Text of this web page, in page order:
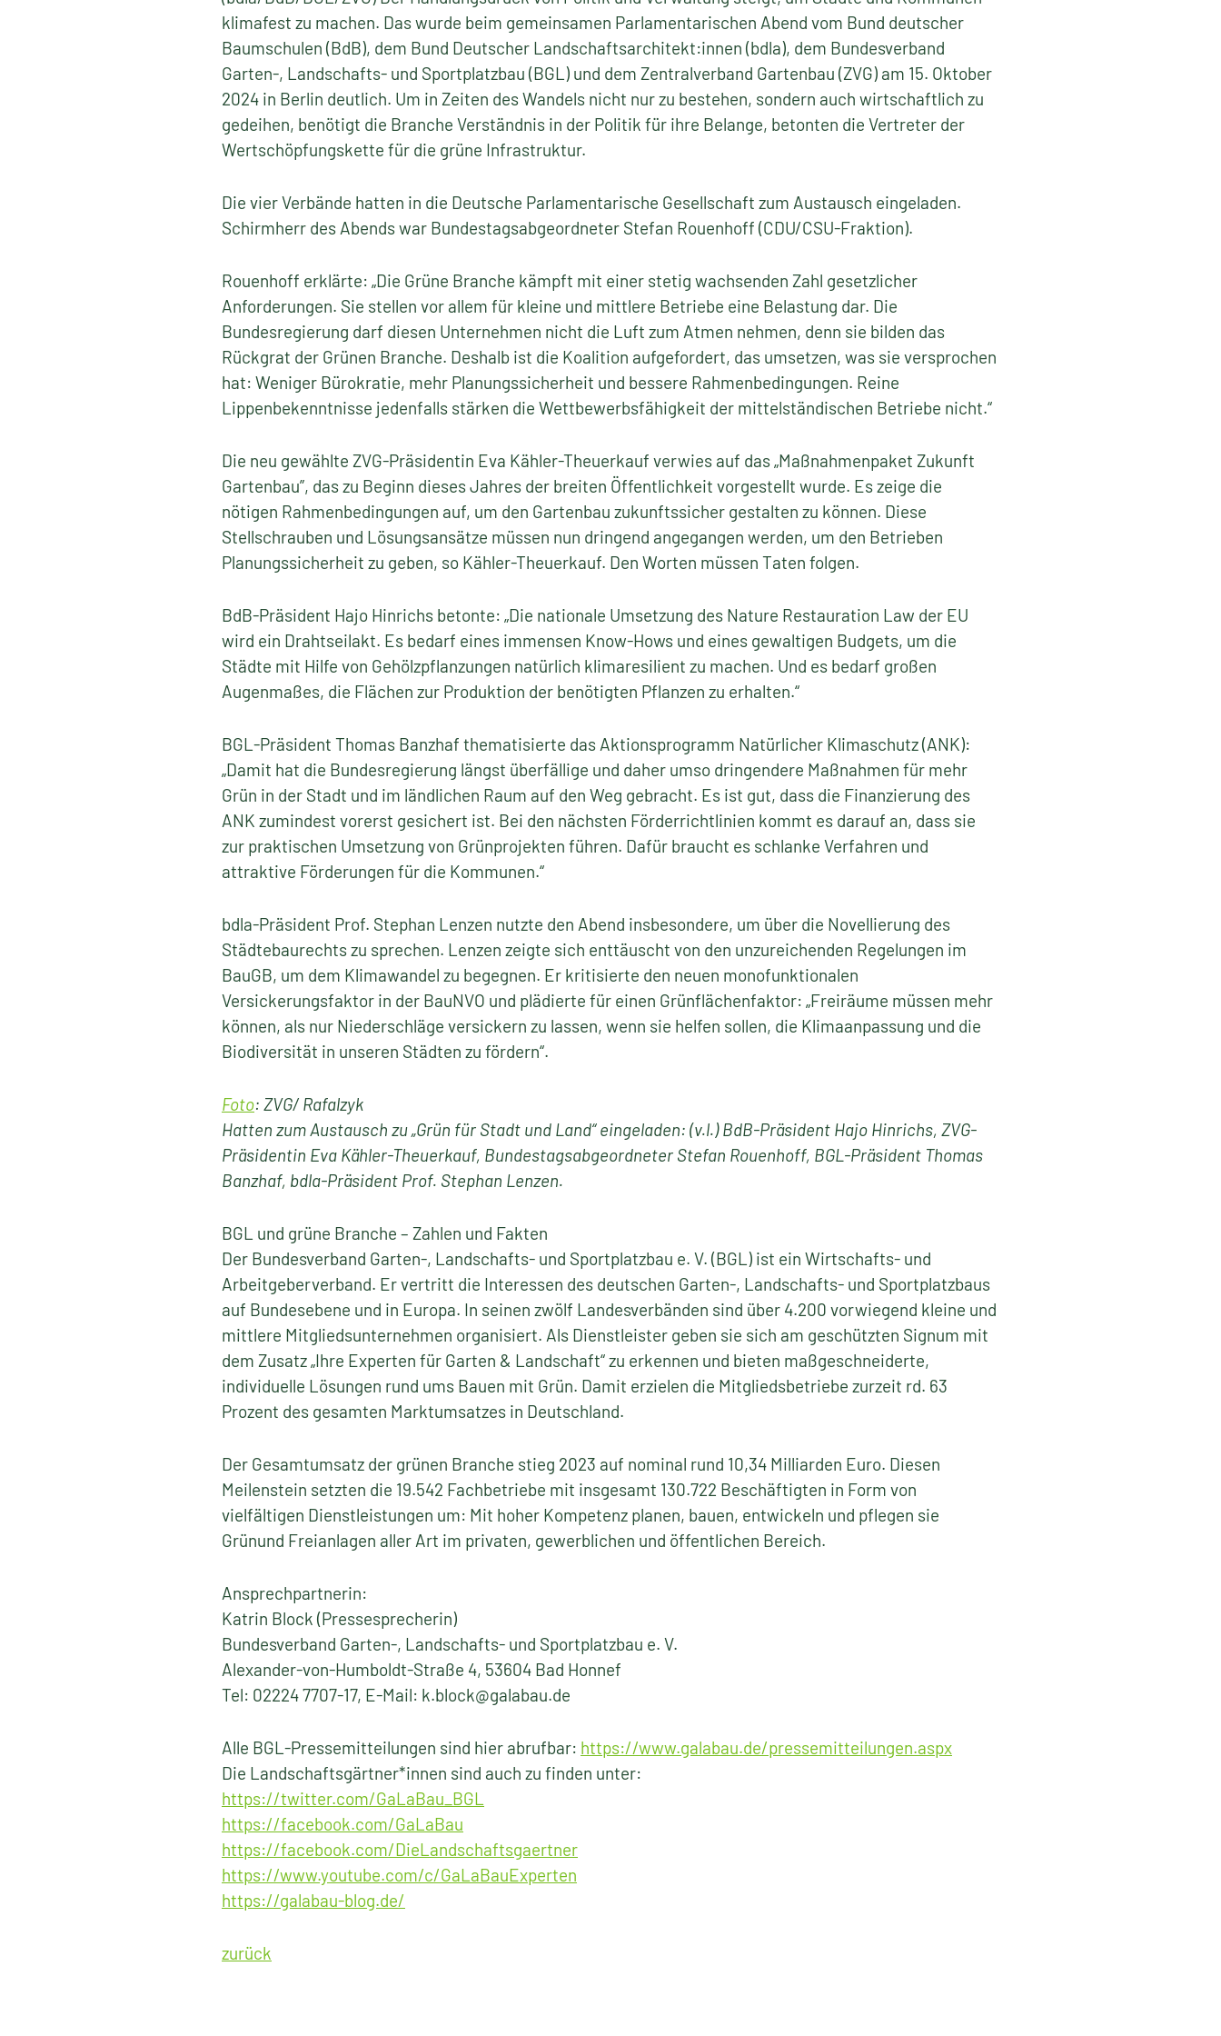
klimafest zu machen. Das wurde beim gemeinsamen Parlamentarischen Abend vom Bund deutscher
Baumschulen (BdB), dem Bund Deutscher Landschaftsarchitekt:innen (bdla), dem Bundesverband
Garten-, Landschafts- und Sportplatzbau (BGL) und dem Zentralverband Gartenbau (ZVG) am 15. Oktober
2024 in Berlin deutlich. Um in Zeiten des Wandels nicht nur zu bestehen, sondern auch wirtschaftlich zu
gedeihen, benötigt die Branche Verständnis in der Politik für ihre Belange, betonten die Vertreter der
Wertschöpfungskette für die grüne Infrastruktur.
Die vier Verbände hatten in die Deutsche Parlamentarische Gesellschaft zum Austausch eingeladen.
Schirmherr des Abends war Bundestagsabgeordneter Stefan Rouenhoff (CDU/CSU-Fraktion).
Rouenhoff erklärte: „Die Grüne Branche kämpft mit einer stetig wachsenden Zahl gesetzlicher
Anforderungen. Sie stellen vor allem für kleine und mittlere Betriebe eine Belastung dar. Die
Bundesregierung darf diesen Unternehmen nicht die Luft zum Atmen nehmen, denn sie bilden das
Rückgrat der Grünen Branche. Deshalb ist die Koalition aufgefordert, das umsetzen, was sie versprochen
hat: Weniger Bürokratie, mehr Planungssicherheit und bessere Rahmenbedingungen. Reine
Lippenbekenntnisse jedenfalls stärken die Wettbewerbsfähigkeit der mittelständischen Betriebe nicht.“
Die neu gewählte ZVG-Präsidentin Eva Kähler-Theuerkauf verwies auf das „Maßnahmenpaket Zukunft
Gartenbau”, das zu Beginn dieses Jahres der breiten Öffentlichkeit vorgestellt wurde. Es zeige die
nötigen Rahmenbedingungen auf, um den Gartenbau zukunftssicher gestalten zu können. Diese
Stellschrauben und Lösungsansätze müssen nun dringend angegangen werden, um den Betrieben
Planungssicherheit zu geben, so Kähler-Theuerkauf. Den Worten müssen Taten folgen.
BdB-Präsident Hajo Hinrichs betonte: „Die nationale Umsetzung des Nature Restauration Law der EU
wird ein Drahtseilakt. Es bedarf eines immensen Know-Hows und eines gewaltigen Budgets, um die
Städte mit Hilfe von Gehölzpflanzungen natürlich klimaresilient zu machen. Und es bedarf großen
Augenmaßes, die Flächen zur Produktion der benötigten Pflanzen zu erhalten.“
BGL-Präsident Thomas Banzhaf thematisierte das Aktionsprogramm Natürlicher Klimaschutz (ANK):
„Damit hat die Bundesregierung längst überfällige und daher umso dringendere Maßnahmen für mehr
Grün in der Stadt und im ländlichen Raum auf den Weg gebracht. Es ist gut, dass die Finanzierung des
ANK zumindest vorerst gesichert ist. Bei den nächsten Förderrichtlinien kommt es darauf an, dass sie
zur praktischen Umsetzung von Grünprojekten führen. Dafür braucht es schlanke Verfahren und
attraktive Förderungen für die Kommunen.“
bdla-Präsident Prof. Stephan Lenzen nutzte den Abend insbesondere, um über die Novellierung des
Städtebaurechts zu sprechen. Lenzen zeigte sich enttäuscht von den unzureichenden Regelungen im
BauGB, um dem Klimawandel zu begegnen. Er kritisierte den neuen monofunktionalen
Versickerungsfaktor in der BauNVO und plädierte für einen Grünflächenfaktor: „Freiräume müssen mehr
können, als nur Niederschläge versickern zu lassen, wenn sie helfen sollen, die Klimaanpassung und die
Biodiversität in unseren Städten zu fördern“.
Foto: ZVG/ Rafalzyk
Hatten zum Austausch zu „Grün für Stadt und Land“ eingeladen: (v.l.) BdB-Präsident Hajo Hinrichs, ZVG-
Präsidentin Eva Kähler-Theuerkauf, Bundestagsabgeordneter Stefan Rouenhoff, BGL-Präsident Thomas
Banzhaf, bdla-Präsident Prof. Stephan Lenzen.
BGL und grüne Branche – Zahlen und Fakten
Der Bundesverband Garten-, Landschafts- und Sportplatzbau e. V. (BGL) ist ein Wirtschafts- und
Arbeitgeberverband. Er vertritt die Interessen des deutschen Garten-, Landschafts- und Sportplatzbaus
auf Bundesebene und in Europa. In seinen zwölf Landesverbänden sind über 4.200 vorwiegend kleine und
mittlere Mitgliedsunternehmen organisiert. Als Dienstleister geben sie sich am geschützten Signum mit
dem Zusatz „Ihre Experten für Garten & Landschaft“ zu erkennen und bieten maßgeschneiderte,
individuelle Lösungen rund ums Bauen mit Grün. Damit erzielen die Mitgliedsbetriebe zurzeit rd. 63
Prozent des gesamten Marktumsatzes in Deutschland.
Der Gesamtumsatz der grünen Branche stieg 2023 auf nominal rund 10,34 Milliarden Euro. Diesen
Meilenstein setzten die 19.542 Fachbetriebe mit insgesamt 130.722 Beschäftigten in Form von
vielfältigen Dienstleistungen um: Mit hoher Kompetenz planen, bauen, entwickeln und pflegen sie
Grünund Freianlagen aller Art im privaten, gewerblichen und öffentlichen Bereich.
Ansprechpartnerin:
Katrin Block (Pressesprecherin)
Bundesverband Garten-, Landschafts- und Sportplatzbau e. V.
Alexander-von-Humboldt-Straße 4, 53604 Bad Honnef
Tel: 02224 7707-17, E-Mail: k.block@galabau.de
Alle BGL-Pressemitteilungen sind hier abrufbar: https://www.galabau.de/pressemitteilungen.aspx
Die Landschaftsgärtner*innen sind auch zu finden unter:
https://twitter.com/GaLaBau_BGL
https://facebook.com/GaLaBau
https://facebook.com/DieLandschaftsgaertner
https://www.youtube.com/c/GaLaBauExperten
https://galabau-blog.de/
zurück